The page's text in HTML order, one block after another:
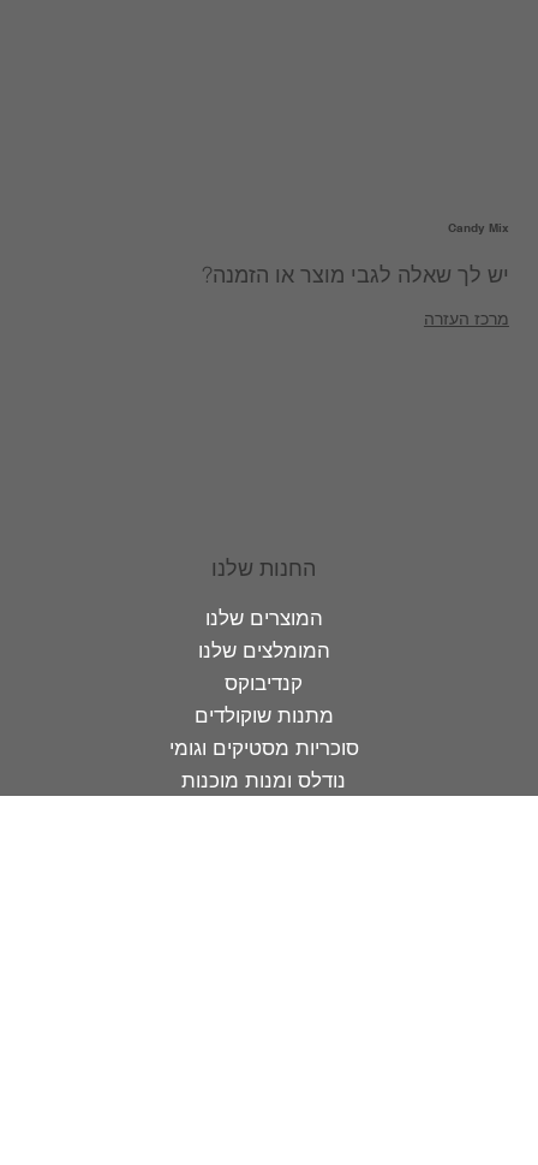
מרכז העזרה
יש לך שאלה לגבי מוצר או הזמנה?
Candy Mix
המוצרים שלנו
המומלצים שלנו
קנדיבוקס
מתנות שוקולדים
סוכריות מסטיקים וגומי
נודלס ומנות מוכנות
החנות שלנו